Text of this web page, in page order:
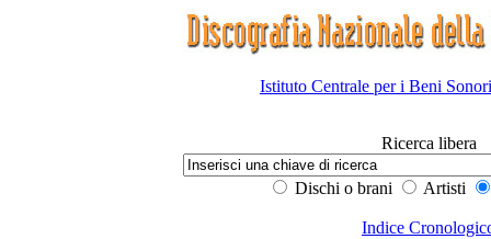
Istituto Centrale per i Beni
Ricerca libera
Dischi o brani Artisti
Indice